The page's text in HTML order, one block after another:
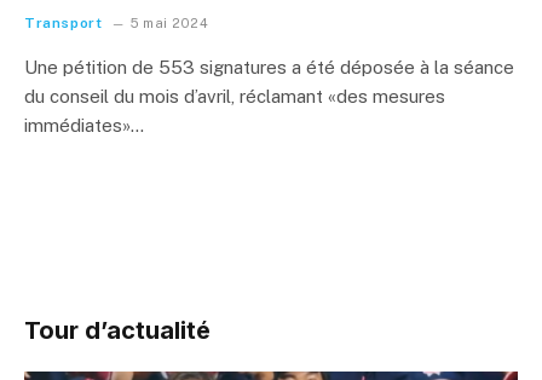
Transport 5 mai 2024
Une pétition de 553 signatures a été déposée à la séance
du conseil du mois d’avril, réclamant «des mesures
immédiates»…
Tour d’actualité